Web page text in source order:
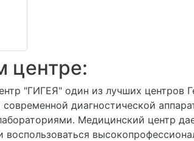
центре:
"ГИГЕЯ" один из лучших центров
диагностической
Медицинский центр
воспользоваться